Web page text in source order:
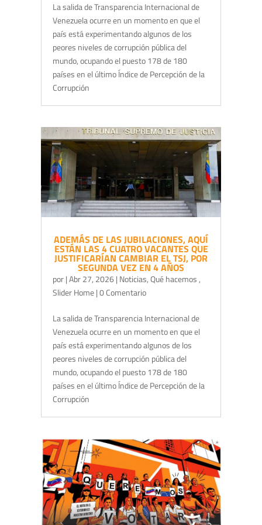
La salida de Transparencia Internacional de
Venezuela ocurre en un momento en que el
país está experimentando algunos de los
peores niveles de corrupción pública del
mundo, ocupando el puesto 178 de 180
países en el último Índice de Percepción de la
Corrupción
ADEMÁS DE LAS JUBILACIONES, AQUÍ
ESTÁN LAS 4 CUATRO VACANTES QUE
JUSTIFICARÍAN CAMBIAR EL TSJ, POR
SEGUNDA VEZ EN 4 AÑOS
por|Abr 27, 2026| Noticias,Qué hacemos ,
Slider Home| 0 Comentario
La salida de Transparencia Internacional de
Venezuela ocurre en un momento en que el
país está experimentando algunos de los
peores niveles de corrupción pública del
mundo, ocupando el puesto 178 de 180
países en el último Índice de Percepción de la
Corrupción